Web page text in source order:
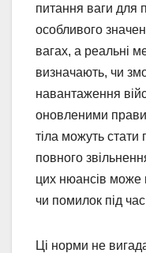
питання ваги для
особливого
вагах, а реальні
визначають, чи
навантаження
оновленими
тіла можуть стати
повного
цих нюансів може
чи помилок під
Ці норми не